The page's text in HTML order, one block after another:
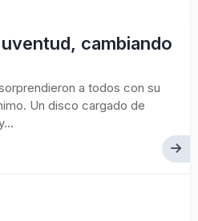
cambiando
a todos con su
Un disco cargado de